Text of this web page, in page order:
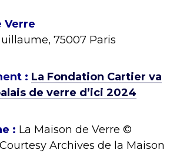
Verre
75007 Paris
: La Fondation Cartier va
de verre d’ici 2024
: La Maison de Verre ©
Archives de la Maison